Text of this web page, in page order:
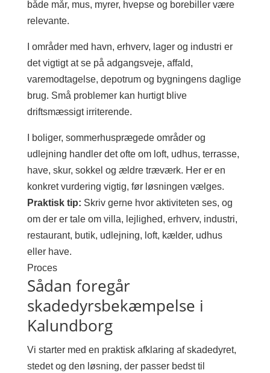
både mår, mus, myrer, hvepse og borebiller være
relevante.
I områder med havn, erhverv, lager og industri er
det vigtigt at se på adgangsveje, affald,
varemodtagelse, depotrum og bygningens daglige
brug. Små problemer kan hurtigt blive
driftsmæssigt irriterende.
I boliger, sommerhusprægede områder og
udlejning handler det ofte om loft, udhus, terrasse,
have, skur, sokkel og ældre træværk. Her er en
konkret vurdering vigtig, før løsningen vælges.
Praktisk tip: Skriv gerne hvor aktiviteten ses, og
om der er tale om villa, lejlighed, erhverv, industri,
restaurant, butik, udlejning, loft, kælder, udhus
eller have.
Proces
Sådan foregår
skadedyrsbekæmpelse i
Kalundborg
Vi starter med en praktisk afklaring af skadedyret,
stedet og den løsning, der passer bedst til